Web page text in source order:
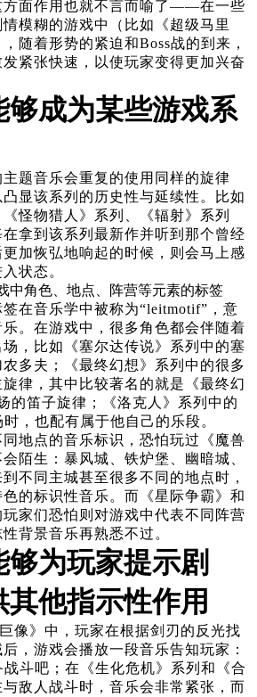
方面作用也就不言而喻了——在一些
模糊的游戏中（比如《超级马里
随着形势的紧迫和Boss战的到来，
紧张快速，以使玩家变得更加兴奋
够成为某些游戏系
题音乐会重复的使用同样的旋律
凸显该系列的历史性与延续性。比如
《怪物猎人》系列、《辐射》系列
拿到该系列最新作并听到那个曾经
加恢弘地响起的时候，则会马上感
状态。
中角色、地点、阵营等元素的标签
在音乐学中被称为“leitmotif”，意
。在游戏中，很多角色都会伴随着
，比如《塞尔达传说》系列中的塞
多夫；《最终幻想》系列中的很多
律，其中比较著名的就是《最终幻
的笛子旋律；《洛克人》系列中的
，也配有属于他自己的乐段。
地点的音乐标识，恐怕玩过《魔兽
陌生：暴风城、铁炉堡、幽暗城、
不同主城甚至很多不同的地点时，
的标识性音乐。而《星际争霸》和
玩家们恐怕则对游戏中代表不同阵营
背景音乐再熟悉不过。
为玩家提示剧
他指示性作用
像》中，玩家在根据剑刃的反光找
，游戏会播放一段音乐告知玩家：
斗吧；在《生化危机》系列和《合
敌人战斗时，音乐会非常紧张，而